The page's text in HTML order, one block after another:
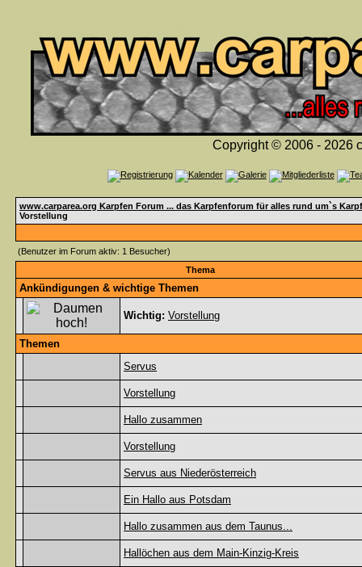
Copyright © 2006 - 2026
www.carparea.org Karpfen Forum ... das Karpfenforum für alles rund um`s
Vorstellung
(Benutzer im Forum aktiv: 1 Besucher)
Thema
Ankündigungen & wichtige Themen
Wichtig: Vorstellung
Themen
Servus
Vorstellung
Hallo zusammen
Vorstellung
Servus aus Niederösterreich
Ein Hallo aus Potsdam
Hallo zusammen aus dem Taunus...
Hallöchen aus dem Main-Kinzig-Kreis